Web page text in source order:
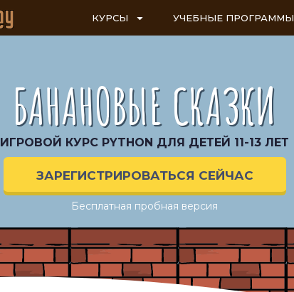
КУРСЫ УЧЕБНЫЕ ПРОГРАММЫ
БАНАНОВЫЕ СКАЗКИ
ИГРОВОЙ КУРС PYTHON ДЛЯ ДЕТЕЙ 11-13 ЛЕТ
ЗАРЕГИСТРИРОВАТЬСЯ СЕЙЧАС
Бесплатная пробная версия